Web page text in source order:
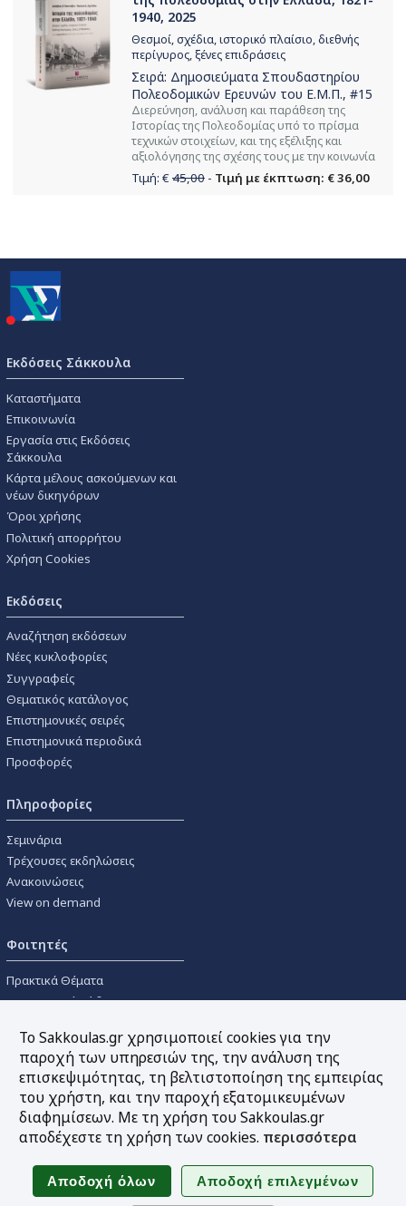
1940, 2025
Θεσμοί, σχέδια, ιστορικό πλαίσιο, διεθνής
περίγυρος, ξένες επιδράσεις
Σειρά: Δημοσιεύματα Σπουδαστηρίου
Πολεοδομικών Ερευνών του Ε.Μ.Π., #15
Διερεύνηση, ανάλυση και παράθεση της
Ιστορίας της Πολεοδομίας υπό το πρίσμα
τεχνικών στοιχείων, και της εξέλιξης και
αξιολόγησης της σχέσης τους με την κοινωνία
Τιμή: € 45,00 - Τιμή με έκπτωση: € 36,00
Εκδόσεις Σάκκουλα
Καταστήματα
Επικοινωνία
Εργασία στις Εκδόσεις
Σάκκουλα
Κάρτα μέλους ασκούμενων και
νέων δικηγόρων
Όροι χρήσης
Πολιτική απορρήτου
Χρήση Cookies
Εκδόσεις
Αναζήτηση εκδόσεων
Νέες κυκλοφορίες
Συγγραφείς
Θεματικός κατάλογος
Επιστημονικές σειρές
Επιστημονικά περιοδικά
Προσφορές
Πληροφορίες
Σεμινάρια
Τρέχουσες εκδηλώσεις
Ανακοινώσεις
View on demand
Φοιτητές
Πρακτικά Θέματα
Οικονομικοί Κώδικες
Συγγραμμάτων
Εργαλεία
Online υπολογισμός τόκων
Υπηρεσία Ηλεκτρονικής
Sitemap
Το Sakkoulas.gr χρησιμοποιεί cookies για την
παροχή των υπηρεσιών της, την ανάλυση της
επισκεψιμότητας, τη βελτιστοποίηση της εμπειρίας
του χρήστη, και την παροχή εξατομικευμένων
διαφημίσεων. Με τη χρήση του Sakkoulas.gr
αποδέχεστε τη χρήση των cookies. περισσότερα